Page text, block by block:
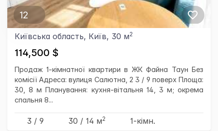
12
Київська область, Київ, 30 м2
114,500 $
Продаж 1-кімнатної квартири в ЖК Файна Таун Без
комісії Адреса: вулиця Салютна, 2 3 / 9 поверх Площа:
30, 8 м Планування: кухня-вітальня 14, 3 м; окрема
спальня 8...
3 / 9 30 / 14 м2 1-кімн.